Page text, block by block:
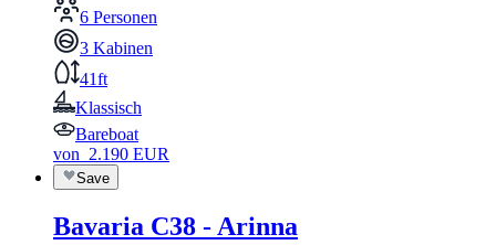
6 Personen
3 Kabinen
41ft
Klassisch
Bareboat
von 2.190 EUR
Save
Bavaria C38 - Arinna